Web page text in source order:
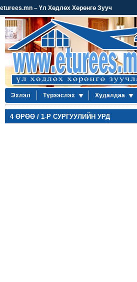
eturees.mn – Үл Хөдлөх Хөрөнгө Зууч
Эхлэл Түрээслэх Худалдаа
4 ӨРӨӨ / 1-Р СУРГУУЛИЙН УРД